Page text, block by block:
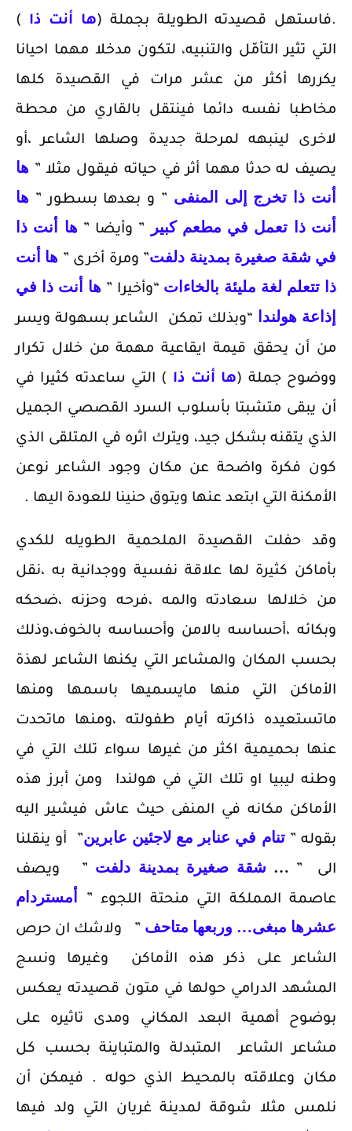
.فاستهل قصيدته الطويلة بجملة (ها أنت ذا )
التي تثير التأمّل والتنبيه، لتكون مدخلا مهما احيانا
يكررها أكثر من عشر مرات في القصيدة كلها
مخاطبا نفسه دائما فينتقل بالقاري من محطة
لاخرى لينبهه لمرحلة جديدة وصلها الشاعر ،أو
يصيف له حدثا مهما أثر في حياته فيقول مثلا ” ها
أنت ذا تخرج إلى المنفى ” و بعدها بسطور ” ها
أنت ذا تعمل في مطعم كبير
” وأيضا ” ها أنت ذا
في شقة صغيرة بمدينة دلفت” ومرة أخرى ” ها أنت
ذا تتعلم لغة مليئة بالخاءات “وأخيرا ”ها أنت ذا في
إذاعة هولندا “وبذلك تمكن الشاعر بسهولة ويسر
من أن يحقق قيمة ايقاعية مهمة من خلال تكرار
ووضوح جملة (ها أنت ذا ) التي ساعدته كثيرا في
أن يبقى متشبتا بأسلوب السرد القصصي الجميل
الذي يتقنه بشكل جيد، ويترك اثره في المتلقى الذي
كون فكرة واضحة عن مكان وجود الشاعر نوعن
الأمكنة التي ابتعد عنها ويتوق حنينا للعودة اليها .
وقد حفلت القصيدة الملحمية الطويله للكدي
بأماكن كثيرة لها علاقة نفسية ووجدانية به ،نقل
من خلالها سعادته والمه ،فرحه وحزنه ،ضحكه
وبكائه ،أحساسه بالامن وأحساسه بالخوف،وذلك
بحسب المكان والمشاعر التي يكنها الشاعر لهذة
الأماكن التي منها مايسميها باسمها ومنها
ماتستعيده ذاكرته أيام طفولته ،ومنها ماتحدت
عنها بحميمية اكثر من غيرها سواء تلك التي في
وطنه ليبيا او تلك التي في هولندا ومن أبرز هذه
الأماكن مكانه في المنفى حيث عاش فيشير اليه
بقوله ”تنام في عنابر مع لاجئين عابرين” أو ينقلنا
الى ” … شقة صغيرة بمدينة دلفت ” ويصف
عاصمة المملكة التي منحتة اللجوء ”
أمستردام
عشرها مبغى… وربعها متاحف ” ولاشك ان حرص
الشاعر على ذكر هذه الأماكن وغيرها ونسج
المشهد الدرامي حولها في متون قصيدته يعكس
بوضوح أهمية البعد المكاني ومدى تاثيره على
مشاعر الشاعر المتبدلة والمتباينة بحسب كل
مكان وعلاقته بالمحيط الذي حوله . فيمكن أن
نلمس مثلا شوقة لمدينة غريان التي ولد فيها